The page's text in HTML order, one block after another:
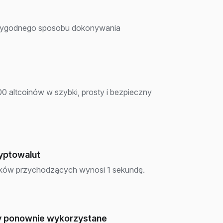
sposobu dokonywania
altcoinów w szybki, prosty i bezpieczny
przychodzących wynosi 1 sekundę.
ponownie wykorzystane